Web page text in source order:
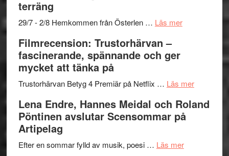
–
och
lättsam
terräng
29/7 - 2/8 Hemkommen från Österlen … Läs merom
2026
I
Delvis
genrens
Filmrecension: Trustorhärvan –
fascinerande, spännande och ger
mycket att tänka på
Trustorhärvan Betyg 4 Premiär på Netflix … Läs merom
Lena Endre, Hannes Meidal och Roland
Pöntinen avslutar Scensommar på
Artipelag
Efter en sommar fylld av musik, poesi … Läs merom